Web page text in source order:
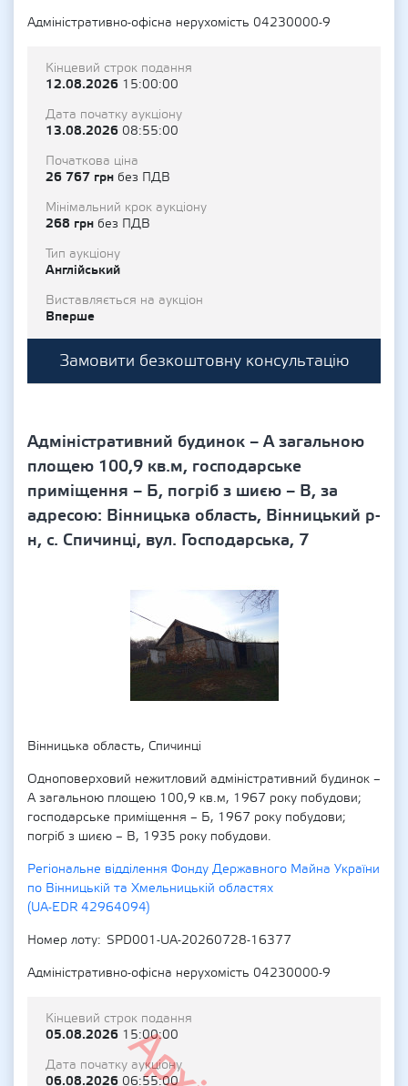
Адміністративно-офісна нерухомість 04230000-9
Кінцевий строк подання
12.08.2026 15:00:00
Дата початку аукціону
13.08.2026 08:55:00
Початкова ціна
26 767 грн без ПДВ
Мінімальний крок аукціону
268 грн без ПДВ
Тип аукціону
Англійський
Виставляється на аукціон
Вперше
Замовити безкоштовну консультацію
Адміністративний будинок – А загальною
площею 100,9 кв.м, господарське
приміщення – Б, погріб з шиєю – В, за
адресою: Вінницька область, Вінницький р-
н, с. Спичинці, вул. Господарська, 7
Вінницька область, Спичинці
Одноповерховий нежитловий адміністративний будинок –
А загальною площею 100,9 кв.м, 1967 року побудови;
господарське приміщення – Б, 1967 року побудови;
погріб з шиєю – В, 1935 року побудови.
Регіональне відділення Фонду Державного Майна України
по Вінницькій та Хмельницькій областях
(UA-EDR 42964094)
Номер лоту
SPD001-UA-20260728-16377
Адміністративно-офісна нерухомість 04230000-9
Кінцевий строк подання
05.08.2026 15:00:00
Дата початку аукціону
06.08.2026 06:55:00